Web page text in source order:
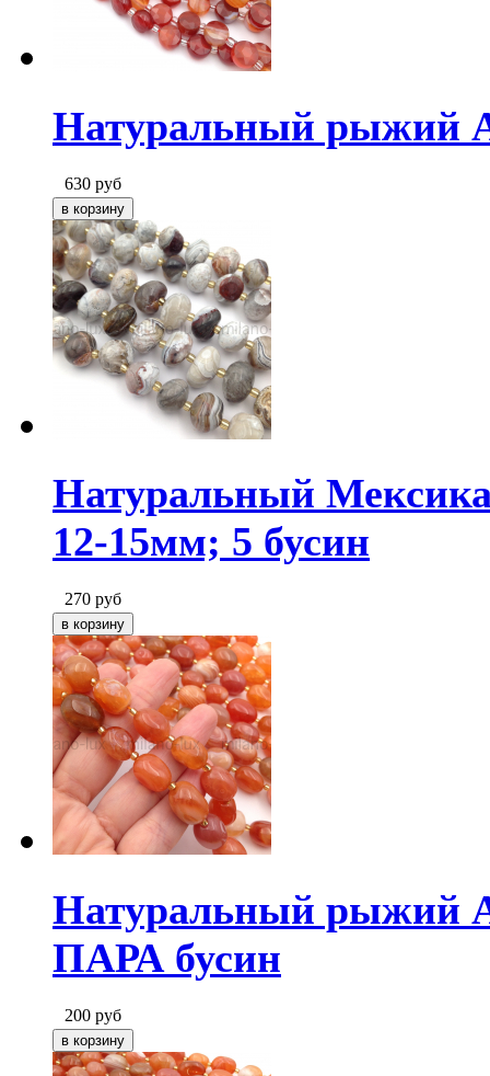
Натуральный рыжий
630 руб
Натуральный
12-15мм; 5 бусин
270 руб
Натуральный рыжий
ПАРА бусин
200 руб